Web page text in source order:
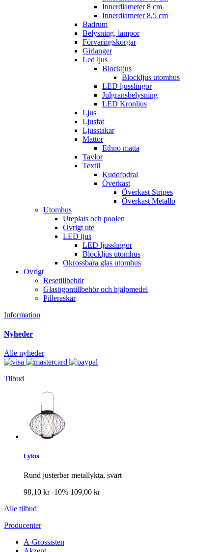
Innerdiameter 8 cm
Innerdiameter 8,5 cm
Badrum
Belysning, lampor
Förvaringskorgar
Girlanger
Led ljus
Blockljus
Blockljus utomhus
LED ljusslingor
Julgransbelysning
LED Kronljus
Ljus
Ljusfat
Ljusstakar
Mattor
Ethno matta
Tavlor
Textil
Kuddfodral
Överkast
Överkast Stripes
Överkast Metallo
Utomhus
Uteplats och poolen
Övrigt ute
LED ljus
LED ljusslingor
Blockljus utomhus
Okrossbara glas utomhus
Övrigt
Resetillbehör
Glasögontillbehör och hjälpmedel
Pilleraskar
Information
Nyheder
Alle nyheder
Tilbud
Lykta
Rund justerbar metallykta, svart
98,10 kr-10% 109,00 kr
Alle tilbud
Producenter
A-Grossisten